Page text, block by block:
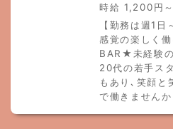
時給 1,200円
【勤務は週1
感覚の楽しく
BAR★未経験
20代の若手ス
もあり､笑顔と
で働きませんか